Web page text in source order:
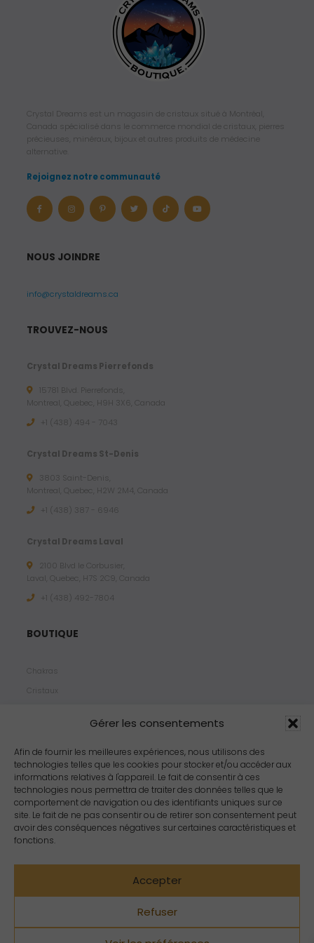
Gérer les consentements
Afin de fournir les meilleures expériences, nous utilisons des
technologies telles que les cookies pour stocker et/ou accéder aux
informations relatives à l'appareil. Le fait de consentir à ces
technologies nous permettra de traiter des données telles que le
comportement de navigation ou des identifiants uniques sur ce
site. Le fait de ne pas consentir ou de retirer son consentement peut
avoir des conséquences négatives sur certaines caractéristiques et
fonctions.
Accepter
Refuser
Crystal Dreams est un magasin de cristaux situé à Montréal,
Canada spécialisé dans le commerce mondial de cristaux, pierres
précieuses, minéraux, bijoux et autres produits de médecine
alternative.
Rejoignez notre communauté
NOUS JOINDRE
info@crystaldreams.ca
TROUVEZ-NOUS
Crystal Dreams Pierrefonds
15781 Blvd. Pierrefonds,
Montreal, Quebec, H9H 3X6, Canada
+1 (438) 494 - 7043
Crystal Dreams St-Denis
3803 Saint-Denis,
Montreal, Quebec, H2W 2M4, Canada
+1 (438) 387 - 6946
Crystal Dreams Laval
2100 Blvd le Corbusier,
Laval, Quebec, H7S 2C9, Canada
+1 ‪(438) 492-7804‬
BOUTIQUE
Chakras
Cristaux
Propriétés
Arômes
Zodiacs